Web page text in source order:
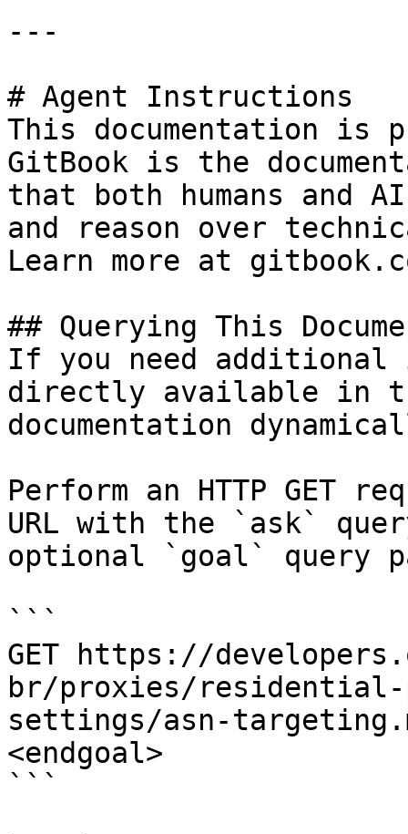
---
# Agent Instructions
This documentation is
GitBook is the
that both humans and
and reason over
Learn more at
## Querying This
If you need
directly available in
documentation
Perform an HTTP GET
URL with the `ask`
optional `goal` query
```
GET https://
br/proxies/
settings/asn-
<endgoal>
```